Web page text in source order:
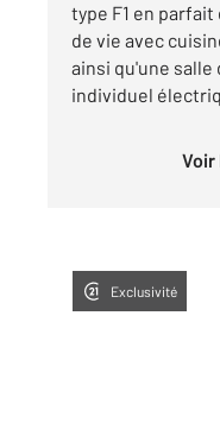
type F1 en
de vie avec
ainsi qu'une salle
individuel
Exclusivité